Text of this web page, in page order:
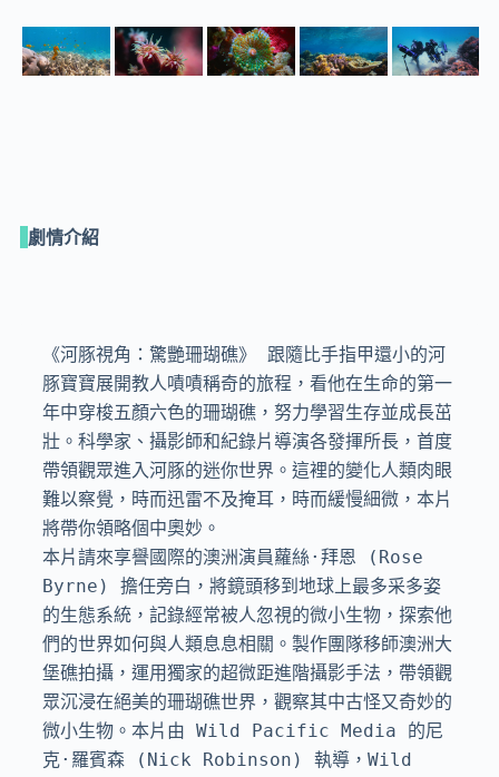
劇情介紹
《河豚視角：驚艷珊瑚礁》 跟隨比手指甲還小的河
豚寶寶展開教人嘖嘖稱奇的旅程，看他在生命的第一
年中穿梭五顏六色的珊瑚礁，努力學習生存並成長茁
壯。科學家、攝影師和紀錄片導演各發揮所長，首度
帶領觀眾進入河豚的迷你世界。這裡的變化人類肉眼
難以察覺，時而迅雷不及掩耳，時而緩慢細微，本片
將帶你領略個中奧妙。
本片請來享譽國際的澳洲演員蘿絲·拜恩 (Rose
Byrne) 擔任旁白，將鏡頭移到地球上最多采多姿
的生態系統，記錄經常被人忽視的微小生物，探索他
們的世界如何與人類息息相關。製作團隊移師澳洲大
堡礁拍攝，運用獨家的超微距進階攝影手法，帶領觀
眾沉浸在絕美的珊瑚礁世界，觀察其中古怪又奇妙的
微小生物。本片由 Wild Pacific Media 的尼
克·羅賓森 (Nick Robinson) 執導，Wild